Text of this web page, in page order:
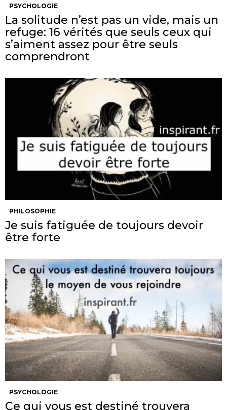
PSYCHOLOGIE
La solitude n’est pas un vide, mais un
refuge: 16 vérités que seuls ceux qui
s’aiment assez pour être seuls
comprendront
PHILOSOPHIE
Je suis fatiguée de toujours devoir
être forte
PSYCHOLOGIE
Ce qui vous est destiné trouvera